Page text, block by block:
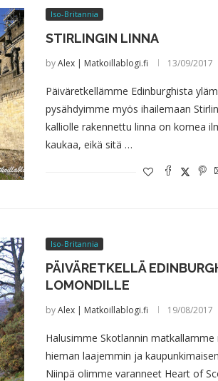
Iso-Britannia
STIRLINGIN LINNA
byAlex | Matkoillablogi.fi 13/09/2017
Päiväretkellämme Edinburghista
pysähdyimme myös ihailemaan
kalliolle rakennettu linna on komea
kaukaa, eikä sitä …
Iso-Britannia
PÄIVÄRETKELLÄ
LOMONDILLE
byAlex | Matkoillablogi.fi 19/08/2017
Halusimme Skotlannin
hieman laajemmin ja
Niinpä olimme varanneet Heart of